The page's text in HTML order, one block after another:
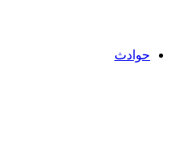
حوادث